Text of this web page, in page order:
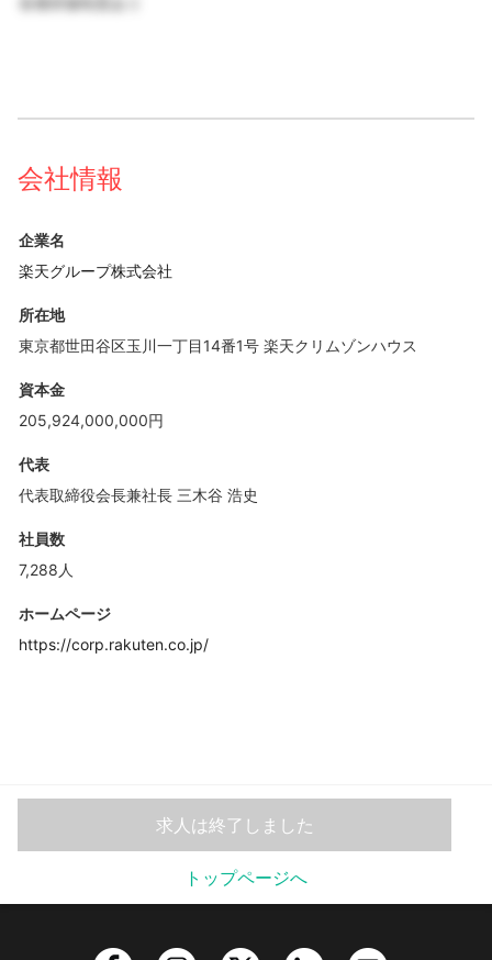
会社情報
企業名
楽天グループ株式会社
所在地
東京都世田谷区玉川一丁目14番1号 楽天クリムゾンハウス
資本金
205,924,000,000円
代表
代表取締役会長兼社長 三木谷 浩史
社員数
7,288人
ホームページ
https://corp.rakuten.co.jp/
求人は終了しました
トップページへ